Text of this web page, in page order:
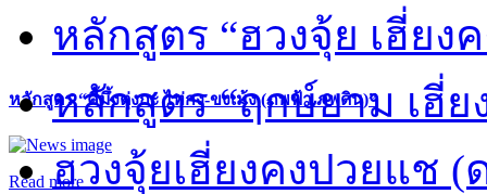
หลักสูตร “คี้มึ้งตุ่งกะ ไท่กง-ขงเม้ง (ภพฟ้า ภพดิน)”
Read more
หลักสูตร “ฮวงจุ้ย เฮี่ยง
หลักสูตร “ฤกษ์ยาม เฮี่ย
ฮวงจุ้ยเฮี่ยงคงปวยแช (